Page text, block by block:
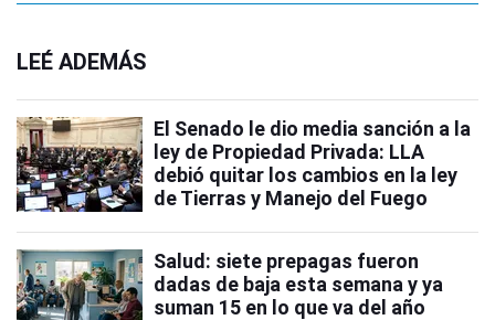
LEÉ ADEMÁS
El Senado le dio media sanción a la
ley de Propiedad Privada: LLA
debió quitar los cambios en la ley
de Tierras y Manejo del Fuego
Salud: siete prepagas fueron
dadas de baja esta semana y ya
suman 15 en lo que va del año